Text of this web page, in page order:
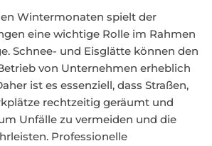
Wintermonaten spielt der
eine wichtige Rolle im Rahmen
Schnee- und Eisglätte können den
von Unternehmen erheblich
ist es essenziell, dass Straßen,
rechtzeitig geräumt und
Unfälle zu vermeiden und die
Professionelle